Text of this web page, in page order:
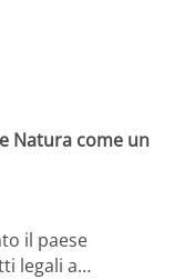
Natura come un
il paese
legali a…